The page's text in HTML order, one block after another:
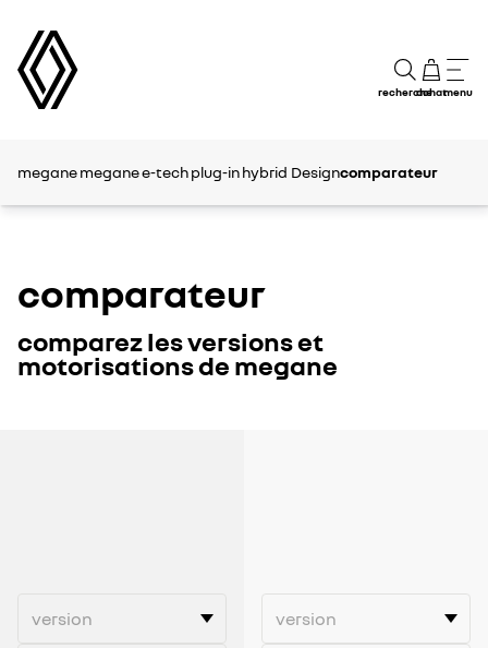
rechercheachatmenu
meganemegane e-tech plug-in hybrid Designcomparateur
comparateur
comparez les versions et
motorisations de megane